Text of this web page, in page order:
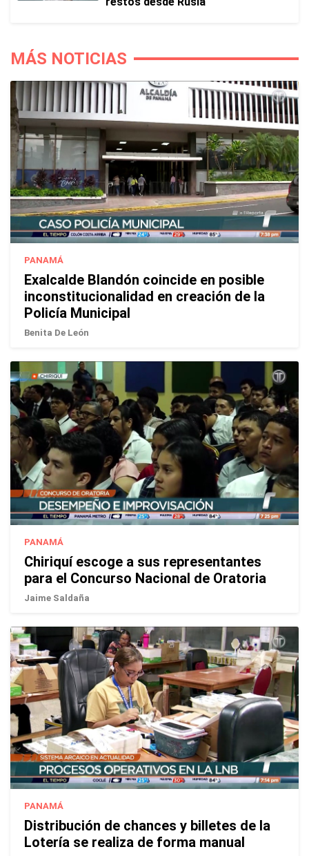
MÁS NOTICIAS
PANAMÁ
Exalcalde Blandón coincide en posible
inconstitucionalidad en creación de la
Policía Municipal
Benita De León
PANAMÁ
Chiriquí escoge a sus representantes
para el Concurso Nacional de Oratoria
Jaime Saldaña
PANAMÁ
Distribución de chances y billetes de la
Lotería se realiza de forma manual